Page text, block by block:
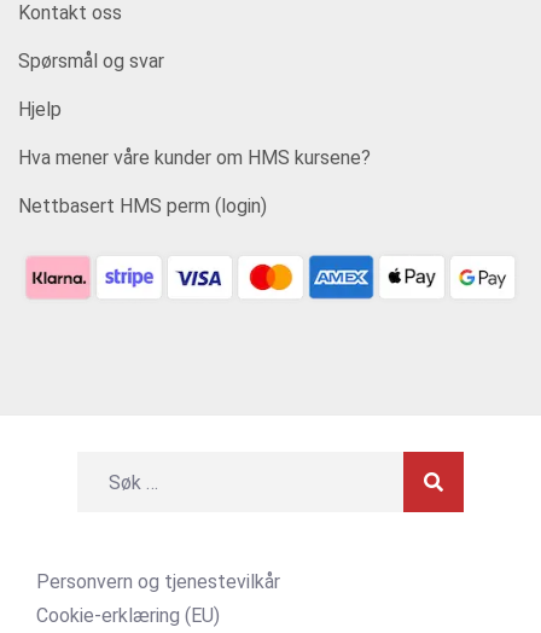
Kontakt oss
Spørsmål og svar
Hjelp
Hva mener våre kunder om HMS kursene?
Nettbasert HMS perm (login)
Personvern og tjenestevilkår
Cookie-erklæring (EU)